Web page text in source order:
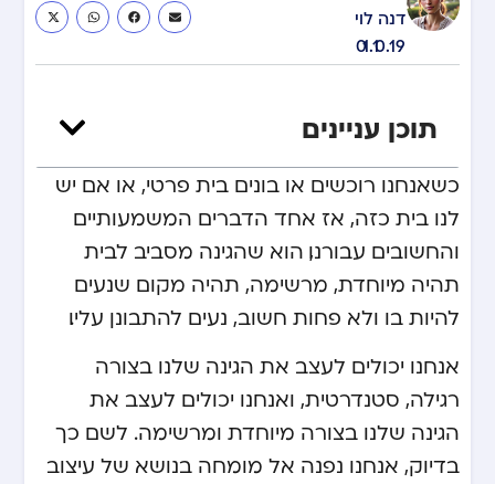
דנה לוי
01.10.19
תוכן עניינים
כשאנחנו רוכשים או בונים בית פרטי, או אם יש
לנו בית כזה, אז אחד הדברים המשמעותיים
והחשובים עבורנו, הוא שהגינה מסביב לבית
תהיה מיוחדת, מרשימה, תהיה מקום שנעים
להיות בו ולא פחות חשוב, נעים להתבונן עליו.
אנחנו יכולים לעצב את הגינה שלנו בצורה
רגילה, סטנדרטית, ואנחנו יכולים לעצב את
הגינה שלנו בצורה מיוחדת ומרשימה. לשם כך
בדיוק, אנחנו נפנה אל מומחה בנושא של עיצוב